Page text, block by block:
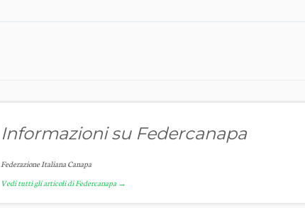
Informazioni su Federcanapa
Federazione Italiana Canapa
Vedi tutti gli articoli di Federcanapa →